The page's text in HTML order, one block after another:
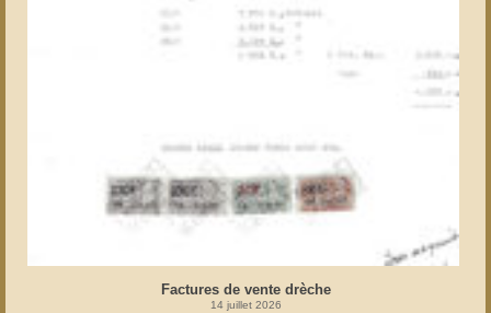
Factures de vente drèche
14 juillet 2026